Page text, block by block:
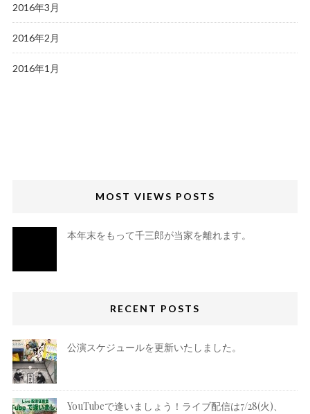
2016年3月
2016年2月
2016年1月
MOST VIEWS POSTS
本年末をもって千三郎が当家を離れます。
RECENT POSTS
公演スケジュールを更新いたしました。
YouTubeで逢いましょう！ライブ配信は7/28(火)、